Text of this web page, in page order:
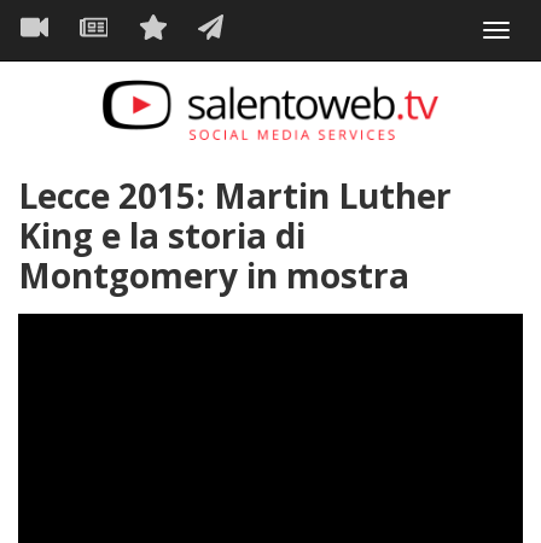
Salta
contenuto
Navigazione
principale
Lecce 2015: Martin Luther
King e la storia di
Montgomery in mostra